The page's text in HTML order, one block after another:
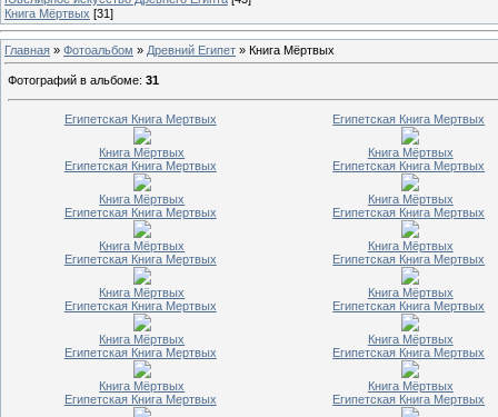
Книга Мёртвых [31]
Главная » Фотоальбом » Древний Египет » Книга Мёртвых
Фотографий в альбоме: 31
Египетская Книга Мертвых
Книга Мёртвых
Египетская Книга Мертвых
Книга Мёртвых
Египетская Книга Мертвых
Книга Мёртвых
Египетская Книга Мертвых
Книга Мёртвых
Египетская Книга Мертвых
Книга Мёртвых
Египетская Книга Мертвых
Книга Мёртвых
Египетская Книга Мертвых
Книга Мёртвых
Египетская Книга Мертвых
Книга Мёртвых
Египетская Книга Мертвых
Книга Мёртвых
Египетская Книга Мертвых
Книга Мёртвых
Египетская Книга Мертвых
Книга Мёртвых
Египетская Книга Мертвых
Книга Мёртвых
Египетская Книга Мертвых
Египетская Книга Мертвых